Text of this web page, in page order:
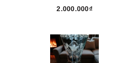
2.000.000₫